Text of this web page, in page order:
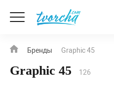
Бренды Graphic 45
Graphic 45 126